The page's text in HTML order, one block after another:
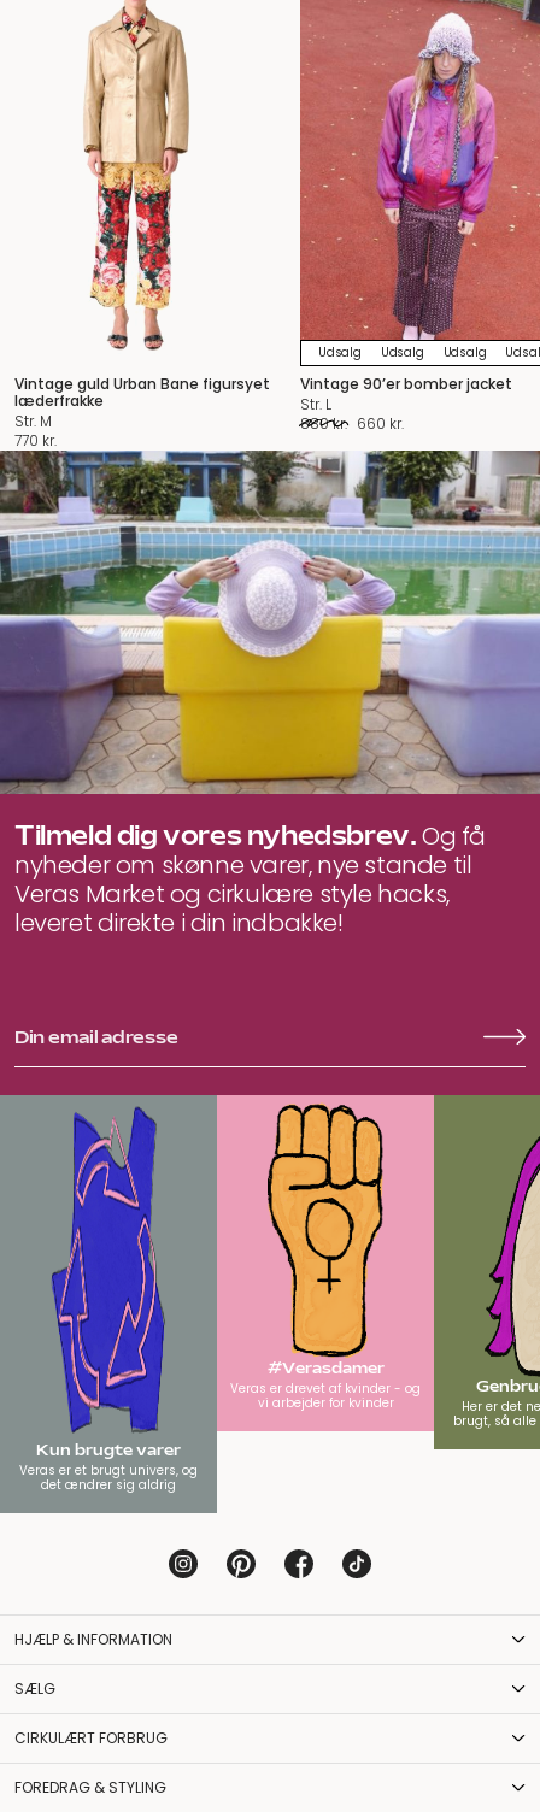
Vintage guld Urban Bane figursyet
læderfrakke
Str. M
770 kr.
Udsalg Udsalg Udsalg
Vintage 90’er bomber jacket
Str. L
880kr. Den
pris
var:
880 kr..
660 kr.
pris
er:
660 kr..
Tilmeld dig vores nyhedsbrev.Og få
nyheder om skønne varer, nye stande til
Veras Market og cirkulære style hacks,
leveret direkte i din indbakke!
Kun brugte varer
Veras er et brugt univers, og
det ændrer sig aldrig
#Verasdamer
Veras er drevet af kvinder - og
vi arbejder for kvinder
Her er det
brugt, så
HJÆLP & INFORMATION
SÆLG
CIRKULÆRT FORBRUG
FOREDRAG & STYLING